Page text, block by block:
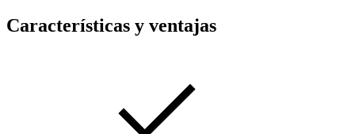
Características y ventajas